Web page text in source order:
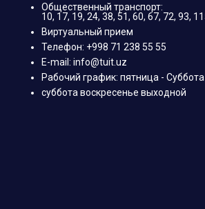
Общественный транспорт:
10, 17, 19, 24, 38, 51, 60, 67, 72, 93,
Виртуальный прием
Телефон: +998 71 238 55 55
E-mail: info@tuit.uz
Рабочий график: пятница -
суббота воскресенье выходной